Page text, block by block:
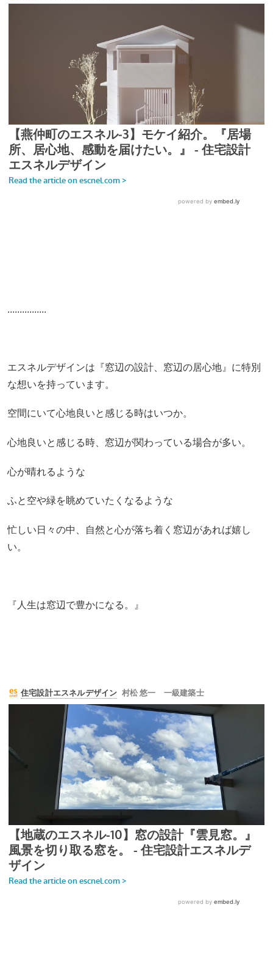
................
エスネルデザインは『窓辺の設計、窓辺の居心地』に特別
な想いを持っています。
空間にいて心地良いと感じる時はいつか。
心地良いと感じる時、窓辺が関わっている場合が多い。
心が晴れるような
ふと空や緑を眺めていたくなるような
忙しい日々の中、自然と心が落ち着く窓辺があれば嬉し
い。
『人生は窓辺で豊かになる。』